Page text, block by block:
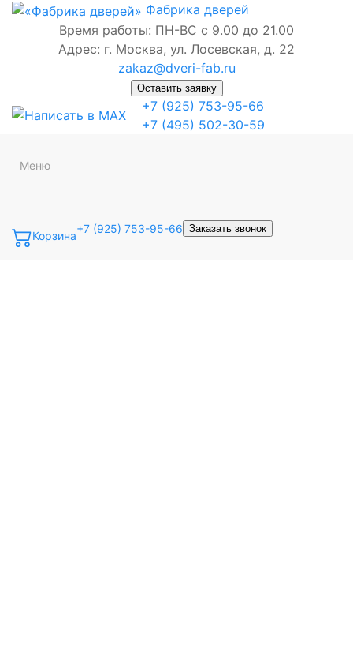
Фабрика дверей
Время работы: ПН-ВС с 9.00 до 21.00
Адрес: г. Москва, ул. Лосевская, д. 22
zakaz@dveri-fab.ru
Оставить заявку
+7 (925) 753-95-66
+7 (495) 502-30-59
Меню
Корзина
+7 (925) 753-95-66 Заказать звонок